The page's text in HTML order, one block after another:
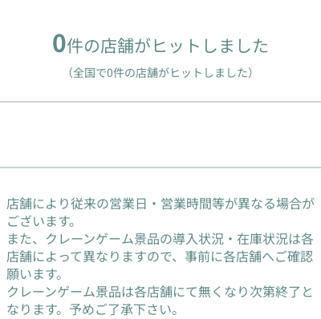
0件の店舗がヒットしました
（全国で0件の店舗がヒットしました）
店舗により従来の営業日・営業時間等が異なる場合が
ございます。
また、クレーンゲーム景品の導入状況・在庫状況は各
店舗によって異なりますので、事前に各店舗へご確認
願います。
クレーンゲーム景品は各店舗にて無くなり次第終了と
なります。予めご了承下さい。